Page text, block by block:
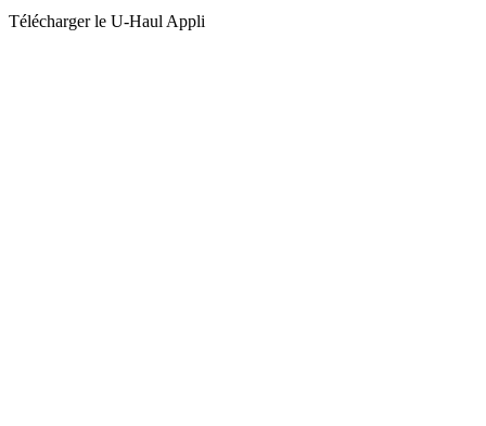
Télécharger le U-Haul Appli